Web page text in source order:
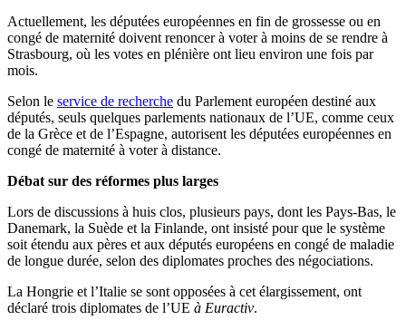
Actuellement, les députées européennes en fin de grossesse ou en
congé de maternité doivent renoncer à voter à moins de se rendre à
Strasbourg, où les votes en plénière ont lieu environ une fois par
mois.
Selon le service de recherche du Parlement européen destiné aux
députés, seuls quelques parlements nationaux de l’UE, comme ceux
de la Grèce et de l’Espagne, autorisent les députées européennes en
congé de maternité à voter à distance.
Débat sur des réformes plus larges
Lors de discussions à huis clos, plusieurs pays, dont les Pays-Bas, le
Danemark, la Suède et la Finlande, ont insisté pour que le système
soit étendu aux pères et aux députés européens en congé de maladie
de longue durée, selon des diplomates proches des négociations.
La Hongrie et l’Italie se sont opposées à cet élargissement, ont
déclaré trois diplomates de l’UE à Euractiv.